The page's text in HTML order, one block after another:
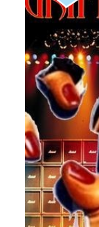
ACTUS
REPLAY
ÉMISSIONS
BOUTIQUE